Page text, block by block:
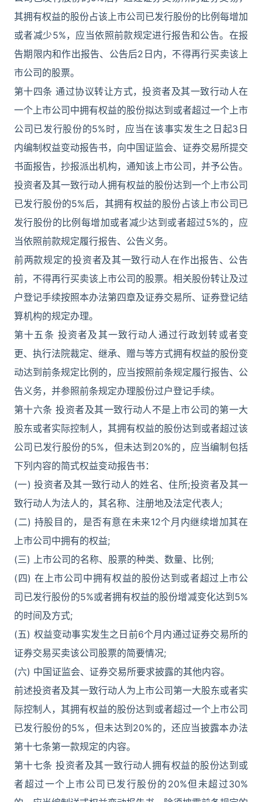
其拥有权益的股份占该上市公司已发行股份的比例每增加
或者减少5%，应当依照前款规定进行报告和公告。在报
告期限内和作出报告、公告后2日内，不得再行买卖该上
市公司的股票。
第十四条 通过协议转让方式，投资者及其一致行动人在
一个上市公司中拥有权益的股份拟达到或者超过一个上市
公司已发行股份的5%时，应当在该事实发生之日起3日
内编制权益变动报告书，向中国证监会、证券交易所提交
书面报告，抄报派出机构，通知该上市公司，并予公告。
投资者及其一致行动人拥有权益的股份达到一个上市公司
已发行股份的5%后，其拥有权益的股份占该上市公司已
发行股份的比例每增加或者减少达到或者超过5%的，应
当依照前款规定履行报告、公告义务。
前两款规定的投资者及其一致行动人在作出报告、公告
前，不得再行买卖该上市公司的股票。相关股份转让及过
户登记手续按照本办法第四章及证券交易所、证券登记结
算机构的规定办理。
第十五条 投资者及其一致行动人通过行政划转或者变
更、执行法院裁定、继承、赠与等方式拥有权益的股份变
动达到前条规定比例的，应当按照前条规定履行报告、公
告义务，并参照前条规定办理股份过户登记手续。
第十六条 投资者及其一致行动人不是上市公司的第一大
股东或者实际控制人，其拥有权益的股份达到或者超过该
公司已发行股份的5%，但未达到20%的，应当编制包括
下列内容的简式权益变动报告书：
(一) 投资者及其一致行动人的姓名、住所;投资者及其一
致行动人为法人的，其名称、注册地及法定代表人;
(二) 持股目的，是否有意在未来12个月内继续增加其在
上市公司中拥有的权益;
(三) 上市公司的名称、股票的种类、数量、比例;
(四) 在上市公司中拥有权益的股份达到或者超过上市公
司已发行股份的5%或者拥有权益的股份增减变化达到5%
的时间及方式;
(五) 权益变动事实发生之日前6个月内通过证券交易所的
证券交易买卖该公司股票的简要情况;
(六) 中国证监会、证券交易所要求披露的其他内容。
前述投资者及其一致行动人为上市公司第一大股东或者实
际控制人，其拥有权益的股份达到或者超过一个上市公司
已发行股份的5%，但未达到20%的，还应当披露本办法
第十七条第一款规定的内容。
第十七条 投资者及其一致行动人拥有权益的股份达到或
者超过一个上市公司已发行股份的20%但未超过30%